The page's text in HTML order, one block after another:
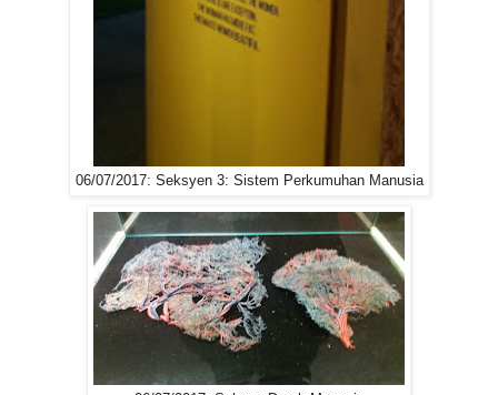
06/07/2017: Seksyen 3: Sistem Perkumuhan Manusia